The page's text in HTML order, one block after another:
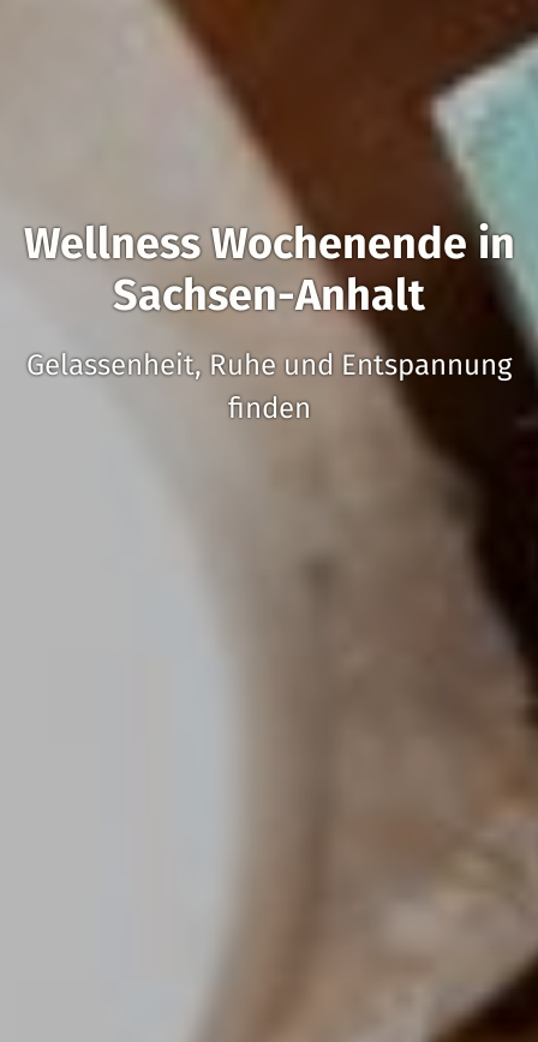
Wellness Wochenende in
Sachsen-Anhalt
Gelassenheit, Ruhe und Entspannung
finden